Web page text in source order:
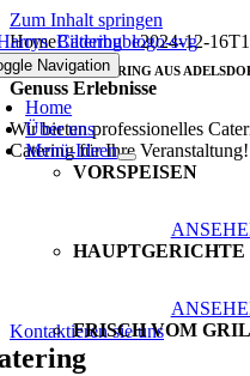
Zum Inhalt springen
Navigation
Home
Über uns
Menü-Ideen
VORSPEISEN
HAUPTGERICHTE
FRISCH VOM
HomeBilderbube2024-12-
GOURMET-CATERING AUS
Genuss Erlebnisse
Wir bieten professionelles
Catering für Ihre Veranstaltung!
Kontaktieren sie uns